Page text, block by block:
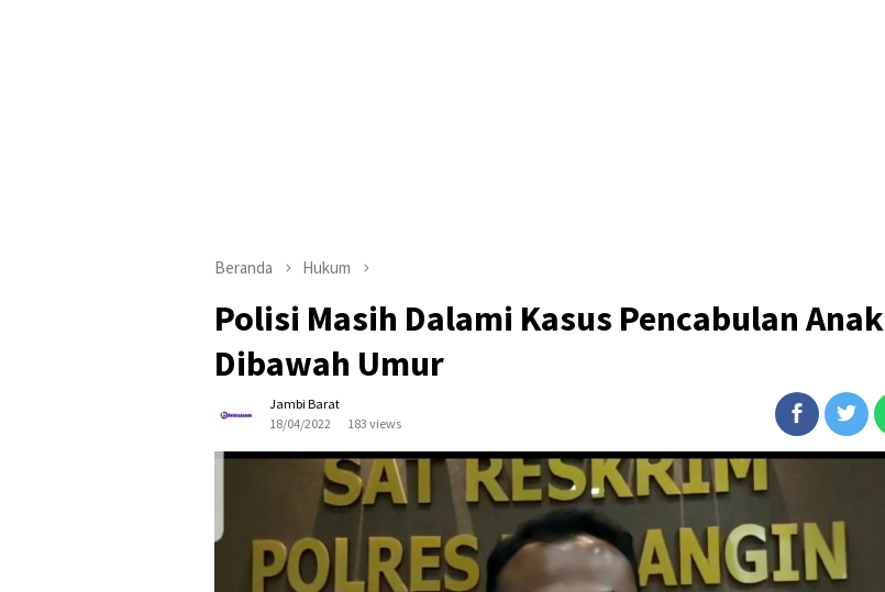
Beranda Hukum
Polisi Masih Dalami Kasus Pencabulan Anak
Dibawah Umur
Jambi Barat
18/04/2022
183 views